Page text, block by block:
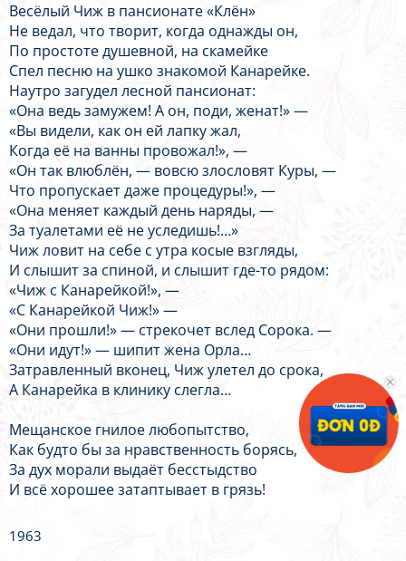
Весёлый Чиж в пансионате «Клён»
Не ведал, что творит, когда однажды он,
По простоте душевной, на скамейке
Спел песню на ушко знакомой Канарейке.
Наутро загудел лесной пансионат:
«Она ведь замужем! А он, поди, женат!» —
«Вы видели, как он ей лапку жал,
Когда её на ванны провожал!», —
«Он так влюблён, — вовсю злословят Куры, —
Что пропускает даже процедуры!», —
«Она меняет каждый день наряды, —
За туалетами её не уследишь!…»
Чиж ловит на себе с утра косые взгляды,
И слышит за спиной, и слышит где-то рядом:
«Чиж с Канарейкой!», —
«С Канарейкой Чиж!» —
«Они прошли!» — стрекочет вслед Сорока. —
«Они идут!» — шипит жена Орла…
Затравленный вконец, Чиж улетел до срока,
А Канарейка в клинику слегла…
Мещанское гнилое любопытство,
Как будто бы за нравственность борясь,
За дух морали выдаёт бесстыдство
И всё хорошее затаптывает в грязь!
1963